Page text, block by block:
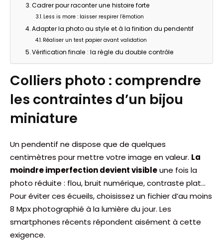
Cadrer pour raconter une histoire forte
Less is more : laisser respirer l’émotion
Adapter la photo au style et à la finition du pendentif
Réaliser un test papier avant validation
Vérification finale : la règle du double contrôle
Colliers photo : comprendre
les contraintes d’un bijou
miniature
Un pendentif ne dispose que de quelques
centimètres pour mettre votre image en valeur. La
moindre imperfection devient visibleune fois la
photo réduite : flou, bruit numérique, contraste plat…
Pour éviter ces écueils, choisissez un fichier d’au moins
8 Mpx photographié à la lumière du jour. Les
smartphones récents répondent aisément à cette
exigence.